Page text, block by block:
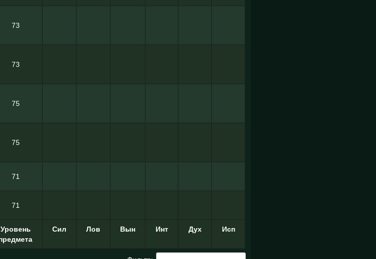
Уровень
Сил Лов Вын Инт Дух Исп
73
73
75
75
71
71